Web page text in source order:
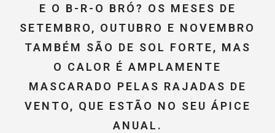
E O B-R-O BRÓ? OS MESES DE
SETEMBRO, OUTUBRO E NOVEMBRO
TAMBÉM SÃO DE SOL FORTE, MAS
O CALOR É AMPLAMENTE
MASCARADO PELAS RAJADAS DE
VENTO, QUE ESTÃO NO SEU ÁPICE
ANUAL.